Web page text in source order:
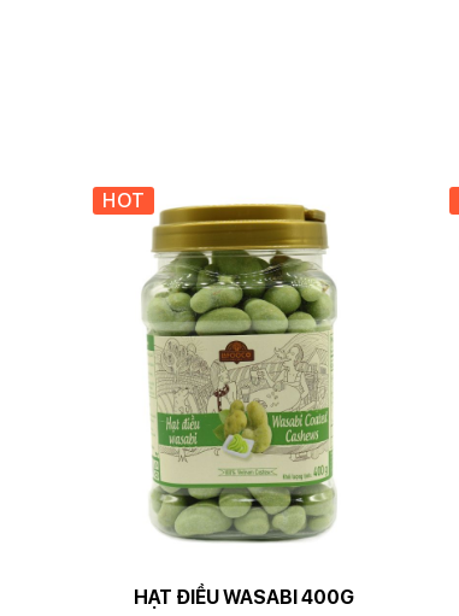
HOT
HẠT ĐIỀU WASABI 400G